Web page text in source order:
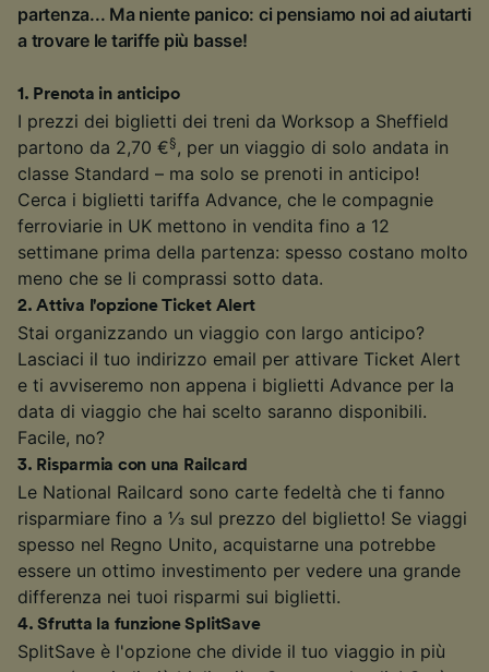
partenza... Ma niente panico: ci pensiamo noi ad aiutarti
a trovare le tariffe più basse!
1 . Prenota in anticipo
I prezzi dei biglietti dei treni da Worksop a Sheffield
partono da 2,70 €§ , per un viaggio di solo andata in
classe Standard – ma solo se prenoti in anticipo!
Cerca i biglietti tariffa Advance, che le compagnie
ferroviarie in UK mettono in vendita fino a 12
settimane prima della partenza: spesso costano molto
meno che se li comprassi sotto data.
2.Attiva l'opzione Ticket Alert
Stai organizzando un viaggio con largo anticipo?
Lasciaci il tuo indirizzo email per attivare Ticket Alert
e ti avviseremo non appena i biglietti Advance per la
data di viaggio che hai scelto saranno disponibili.
Facile, no?
3. Risparmia con una Railcard
Le National Railcard sono carte fedeltà che ti fanno
risparmiare fino a ⅓ sul prezzo del biglietto! Se viaggi
spesso nel Regno Unito, acquistarne una potrebbe
essere un ottimo investimento per vedere una grande
differenza nei tuoi risparmi sui biglietti.
4.Sfrutta la funzione SplitSave
SplitSave è l'opzione che divide il tuo viaggio in più